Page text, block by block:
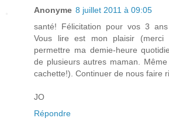
Anonyme 8 juillet 2011 à 09:05
santé! Félicitation pour vos 3
Vous lire est mon plaisir
permettre ma demie-heure
de plusieurs autres maman.
cachette!). Continuer de nous faire
JO
Répondre